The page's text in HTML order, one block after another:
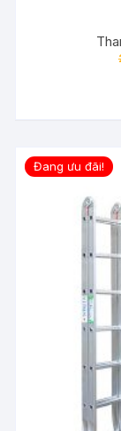
Đang ưu đãi!